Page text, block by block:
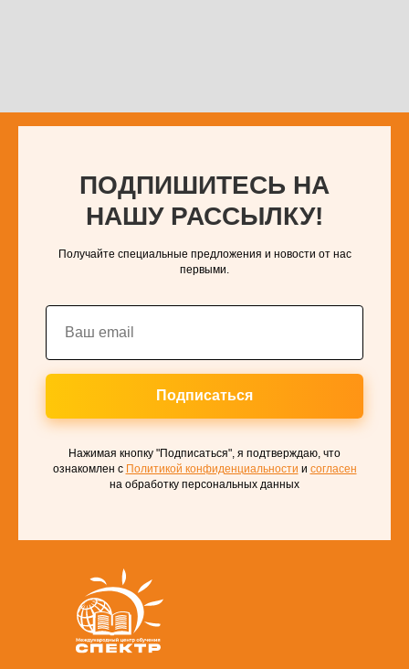
ПОДПИШИТЕСЬ НА
НАШУ РАССЫЛКУ!
Получайте специальные предложения и новости от нас
первыми.
Подписаться
Нажимая кнопку "Подписаться", я подтверждаю, что
ознакомлен с Политикой конфиденциальности и согласен
на обработку персональных данных